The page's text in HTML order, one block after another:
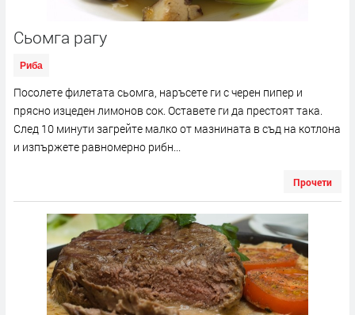
Сьомга рагу
Риба
Посолете филетата сьомга, наръсете ги с черен пипер и
прясно изцеден лимонов сок. Оставете ги да престоят така.
След 10 минути загрейте малко от мазнината в съд на котлона
и изпържете равномерно рибн...
Прочети